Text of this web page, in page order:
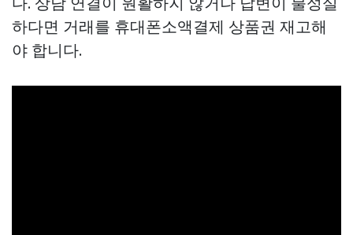
하다면 거래를 휴대폰소액결제 상품권 재고해
야 합니다.